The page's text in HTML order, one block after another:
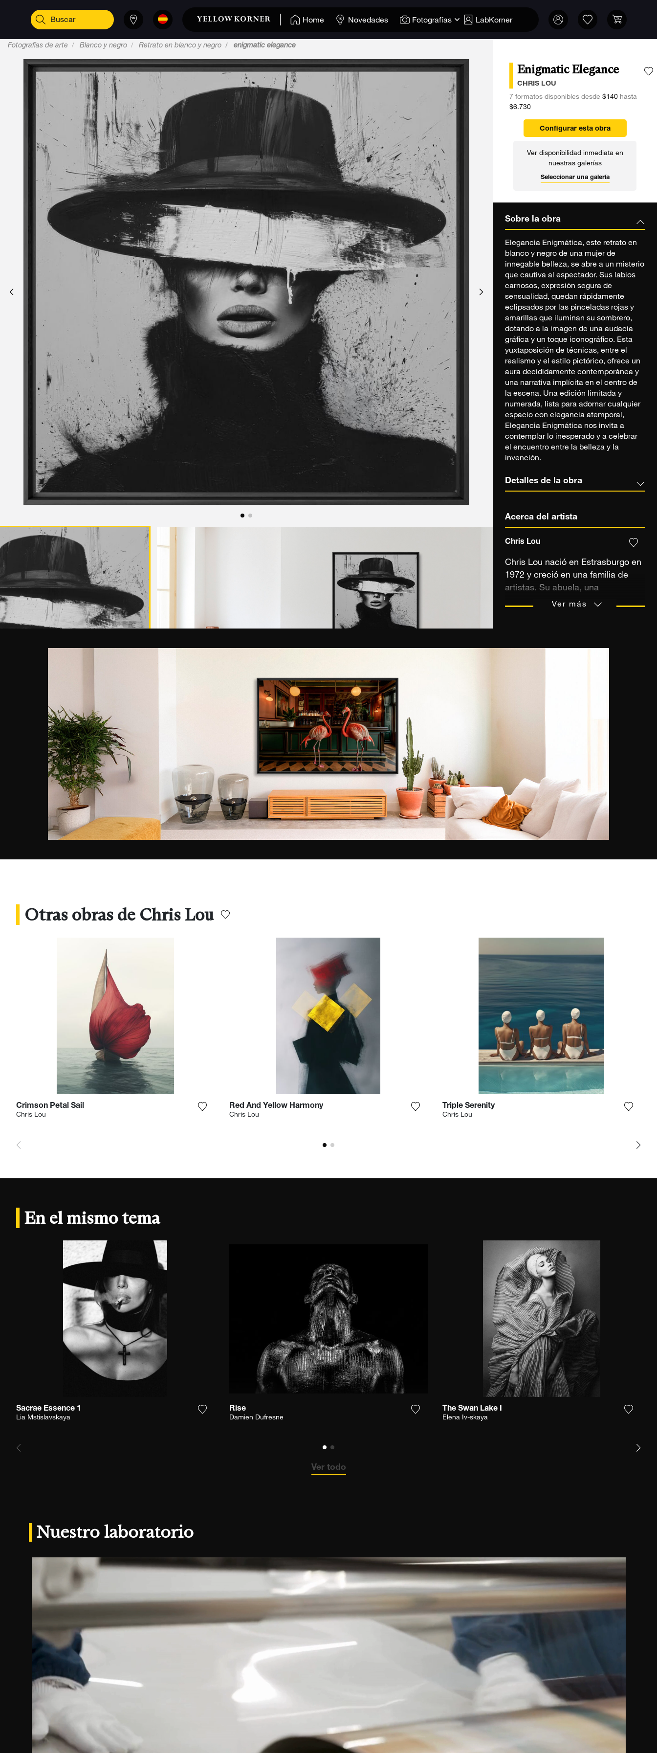
Home Novedades Fotografías LabKorner
Fotografías de arte Blanco y negro Retrato en blanco y negro enigmatic elegance
Enigmatic Elegance
CHRIS LOU
7 formatos disponibles desde $140hasta
$6.730
Configurar esta obra
Ver disponibilidad inmediata en
nuestras galerías
Seleccionar una galería
Sobre la obra
Elegancia Enigmática, este retrato en
blanco y negro de una mujer de
innegable belleza, se abre a un misterio
que cautiva al espectador. Sus labios
carnosos, expresión segura de
sensualidad, quedan rápidamente
eclipsados por las pinceladas rojas y
amarillas que iluminan su sombrero,
dotando a la imagen de una audacia
gráfica y un toque iconográfico. Esta
yuxtaposición de técnicas, entre el
realismo y el estilo pictórico, ofrece un
aura decididamente contemporánea y
una narrativa implícita en el centro de
la escena. Una edición limitada y
numerada, lista para adornar cualquier
espacio con elegancia atemporal,
Elegancia Enigmática nos invita a
contemplar lo inesperado y a celebrar
el encuentro entre la belleza y la
invención.
Detalles de la obra
Acerca del artista
Chris Lou
Chris Lou nació en Estrasburgo en
1972 y creció en una familia de
artistas. Su abuela, una
reconocida pintora, y su madre,
imágenes únicas inspiradas en el
diseño, la moda y el eterno
femenino.
Ver más
Otras obras de Chris Lou
Crimson Petal Sail
Chris Lou Agrega la fotografía a mi lista de deseos
Red And Yellow Harmony
Chris Lou Agrega la fotografía a mi lista de deseos
Triple Serenity
Chris Lou
En el mismo tema
Sacrae Essence 1
Lia Mstislavskaya Agrega la fotografía a mi lista de deseos
Rise
Damien Dufresne Agrega la fotografía a mi lista de deseos
The Swan Lake I
Elena Iv-skaya
Ver todo
Nuestro laboratorio